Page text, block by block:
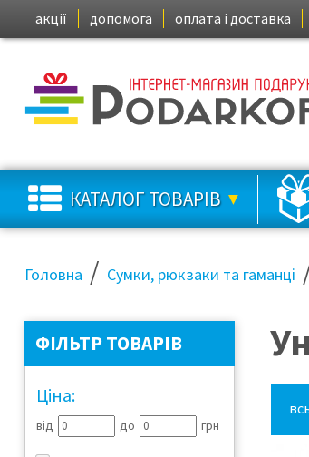
акції допомога оплата і доставка
КАТАЛОГ ТОВАРІВ
Головна / Сумки, рюкзаки та гаманці
ФІЛЬТР ТОВАРІВ
Ціна:
від до грн